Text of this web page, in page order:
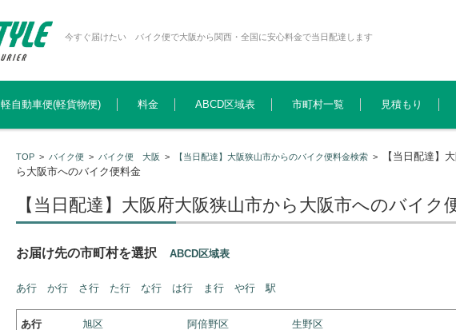
今すぐ届けたい バイク便で大阪から関西・全国に安心料金で当日配達します
軽自動車便(軽貨物便) 料金 ABCD区域表 市町村一覧 見積もり
TOP > バイク便 > バイク便 大阪 > 【当日配達】大阪狭山市からのバイク便料金検索 >
【当日配達】
ら大阪市へのバイク便料金
【当日配達】大阪府大阪狭山市から大阪市へのバイク
お届け先の市町村を選択ABCD区域表
あ行 か行 さ行 た行 な行 は行 ま行 や行 駅
あ行 旭区 阿倍野区 生野区